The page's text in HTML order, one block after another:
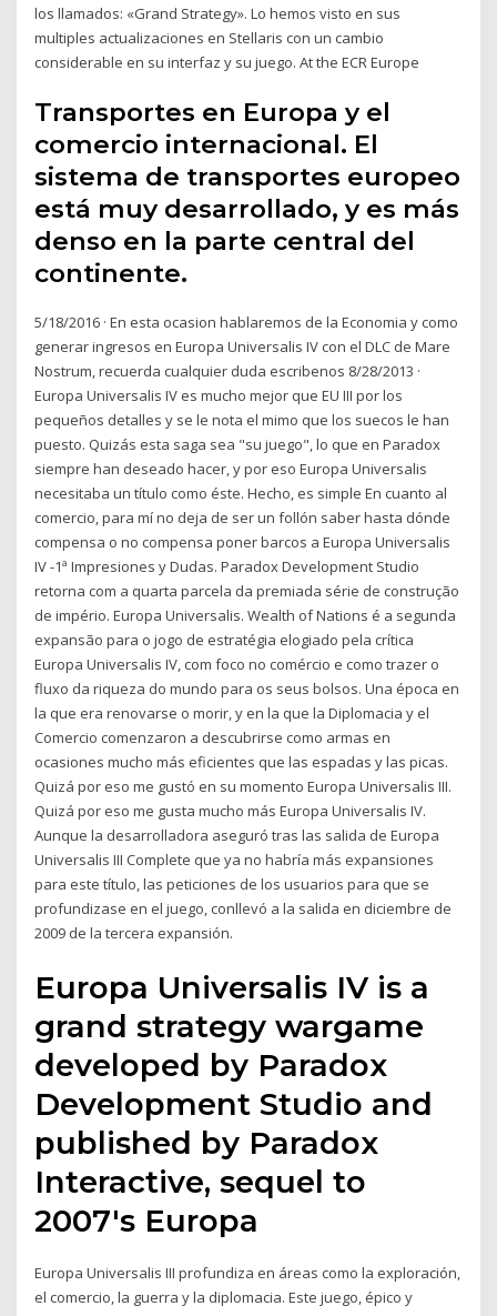
los llamados: «Grand Strategy». Lo hemos visto en sus
multiples actualizaciones en Stellaris con un cambio
considerable en su interfaz y su juego. At the ECR Europe
Transportes en Europa y el
comercio internacional. El
sistema de transportes europeo
está muy desarrollado, y es más
denso en la parte central del
continente.
5/18/2016 · En esta ocasion hablaremos de la Economia y como
generar ingresos en Europa Universalis IV con el DLC de Mare
Nostrum, recuerda cualquier duda escribenos 8/28/2013 ·
Europa Universalis IV es mucho mejor que EU III por los
pequeños detalles y se le nota el mimo que los suecos le han
puesto. Quizás esta saga sea "su juego", lo que en Paradox
siempre han deseado hacer, y por eso Europa Universalis
necesitaba un título como éste. Hecho, es simple En cuanto al
comercio, para mí no deja de ser un follón saber hasta dónde
compensa o no compensa poner barcos a Europa Universalis
IV -1ª Impresiones y Dudas. Paradox Development Studio
retorna com a quarta parcela da premiada série de construção
de império. Europa Universalis. Wealth of Nations é a segunda
expansão para o jogo de estratégia elogiado pela crítica
Europa Universalis IV, com foco no comércio e como trazer o
fluxo da riqueza do mundo para os seus bolsos. Una época en
la que era renovarse o morir, y en la que la Diplomacia y el
Comercio comenzaron a descubrirse como armas en
ocasiones mucho más eficientes que las espadas y las picas.
Quizá por eso me gustó en su momento Europa Universalis III.
Quizá por eso me gusta mucho más Europa Universalis IV.
Aunque la desarrolladora aseguró tras las salida de Europa
Universalis III Complete que ya no habría más expansiones
para este título, las peticiones de los usuarios para que se
profundizase en el juego, conllevó a la salida en diciembre de
2009 de la tercera expansión.
Europa Universalis IV is a
grand strategy wargame
developed by Paradox
Development Studio and
published by Paradox
Interactive, sequel to
2007's Europa
Europa Universalis III profundiza en áreas como la exploración,
el comercio, la guerra y la diplomacia. Este juego, épico y